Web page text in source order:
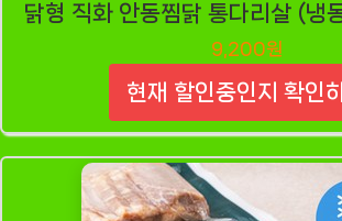
닭형 직화 안동찜닭 통다리살 (냉
9,200원
현재 할인중인지 확인